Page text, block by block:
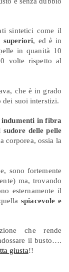
sintetici come il
superiori, ed è in
in quanità 10
volte rispetto al
che è in grado
dei suoi interstizi.
in fibra
delle pelle
corporea, ossia la
sono fortemente
ma, trovando
esternamente il
spiacevole e
che rende
il busto….
giusta!!